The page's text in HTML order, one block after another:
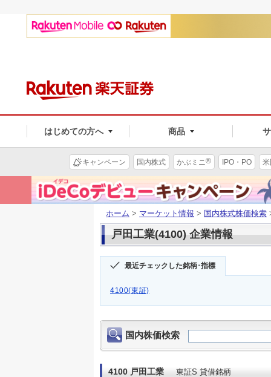
はじめての方へ 商品
キャンペーン 国内株式 かぶミニ® IPO・PO
ホーム > マーケット情報 > 国内株式株価検索
戸田工業(4100) 企業情報
最近チェックした銘柄･指標
4100(東証)